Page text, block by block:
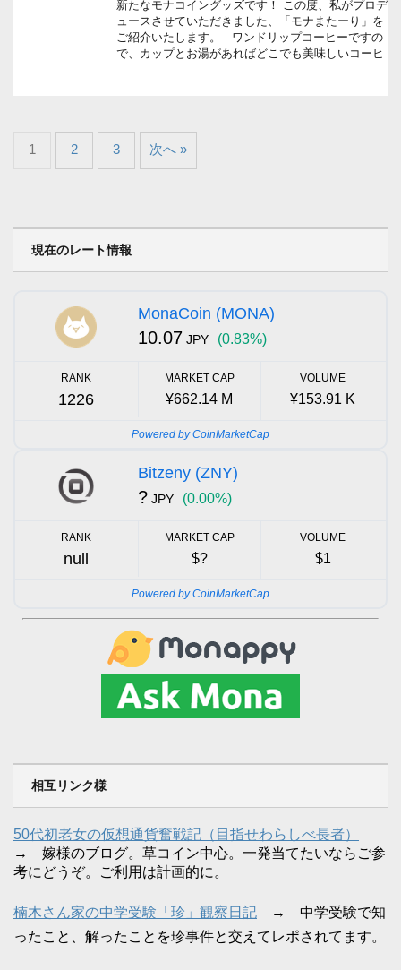
新たなモナコイングッズです！ この度、私がプロデ
ュースさせていただきました、「モナまたーり」を
ご紹介いたします。 ワンドリップコーヒーですの
で、カップとお湯があればどこでも美味しいコーヒ
…
1 2 3 次へ »
現在のレート情報
MonaCoin (MONA)
10.07 JPY (0.83%)
RANK
1226
MARKET CAP
¥662.14 M
VOLUME
¥153.91 K
Powered by CoinMarketCap
Bitzeny (ZNY)
? JPY (0.00%)
RANK
null
MARKET CAP
$?
VOLUME
$1
Powered by CoinMarketCap
相互リンク様
50代初老女の仮想通貨奮戦記（目指せわらしべ長者）
→ 嫁様のブログ。草コイン中心。一発当てたいならご参
考にどうぞ。ご利用は計画的に。
楠木さん家の中学受験「珍」観察日記 → 中学受験で知
ったこと、解ったことを珍事件と交えてレポされてます。